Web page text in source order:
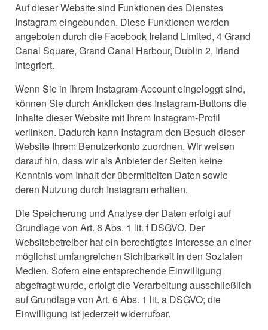
Auf dieser Website sind Funktionen des Dienstes
Instagram eingebunden. Diese Funktionen werden
angeboten durch die Facebook Ireland Limited, 4 Grand
Canal Square, Grand Canal Harbour, Dublin 2, Irland
integriert.
Wenn Sie in Ihrem Instagram-Account eingeloggt sind,
können Sie durch Anklicken des Instagram-Buttons die
Inhalte dieser Website mit Ihrem Instagram-Profil
verlinken. Dadurch kann Instagram den Besuch dieser
Website Ihrem Benutzerkonto zuordnen. Wir weisen
darauf hin, dass wir als Anbieter der Seiten keine
Kenntnis vom Inhalt der übermittelten Daten sowie
deren Nutzung durch Instagram erhalten.
Die Speicherung und Analyse der Daten erfolgt auf
Grundlage von Art. 6 Abs. 1 lit. f DSGVO. Der
Websitebetreiber hat ein berechtigtes Interesse an einer
möglichst umfangreichen Sichtbarkeit in den Sozialen
Medien. Sofern eine entsprechende Einwilligung
abgefragt wurde, erfolgt die Verarbeitung ausschließlich
auf Grundlage von Art. 6 Abs. 1 lit. a DSGVO; die
Einwilligung ist jederzeit widerrufbar.